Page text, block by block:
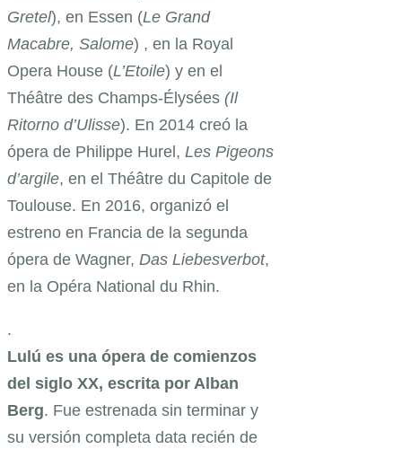
Gretel), en Essen (Le Grand
Macabre, Salome) , en la Royal
Opera House (L’Etoile) y en el
Théâtre des Champs-Élysées (Il
Ritorno d’Ulisse). En 2014 creó la
ópera de Philippe Hurel, Les Pigeons
d’argile, en el Théâtre du Capitole de
Toulouse. En 2016, organizó el
estreno en Francia de la segunda
ópera de Wagner, Das Liebesverbot,
en la Opéra National du Rhin.
.
Lulú es una ópera de comienzos
del siglo XX, escrita por Alban
Berg. Fue estrenada sin terminar y
su versión completa data recién de